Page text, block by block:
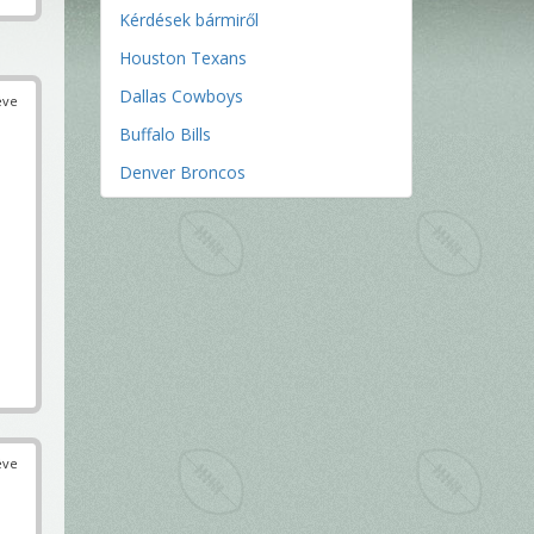
Kérdések bármiről
Houston Texans
Dallas Cowboys
Buffalo Bills
Denver Broncos